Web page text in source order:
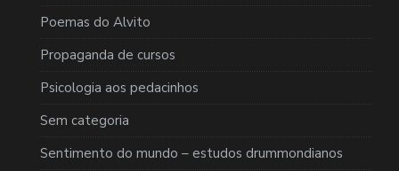
Poemas do Alvito
Propaganda de cursos
Psicologia aos pedacinhos
Sem categoria
Sentimento do mundo – estudos drummondianos